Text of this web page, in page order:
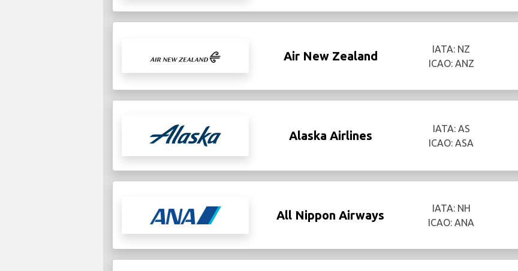
Air New Zealand
IATA: NZ
ICAO: ANZ
Alaska Airlines
IATA: AS
ICAO: ASA
All Nippon Airways
IATA: NH
ICAO: ANA